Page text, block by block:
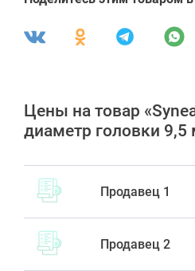
Цены на товар
диаметр головки 9,5
Продавец 1
Продавец 2